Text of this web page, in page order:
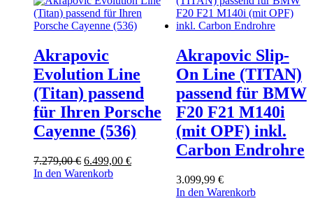
Akrapovic
Evolution Line
(Titan) passend
für Ihren Porsche
Cayenne (536)
7.279,00€ Ursprünglicher
Preis
6.499,00 €Aktueller
6.499,00 €.
In den Warenkorb
Akrapovic Slip-
On Line (TITAN)
passend für BMW
F20 F21 M140i
(mit OPF) inkl.
Carbon Endrohre
3.099,99 €
In den Warenkorb